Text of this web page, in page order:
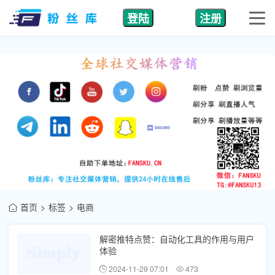
登陆 注册
首页 标签 电商
解密推特点赞：自动化工具的作用与用户
体验
2024-11-29 07:01 473